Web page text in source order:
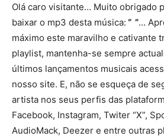
Olá caro visitante… Muito obrigado
baixar o mp3 desta música: “ ”…
máximo este maravilho e cativante
playlist, mantenha-se sempre
últimos lançamentos musicais
nosso site. E, não se esqueça de
artista nos seus perfis das
Facebook, Instagram, Twiter “X”,
AudioMack, Deezer e entre outras